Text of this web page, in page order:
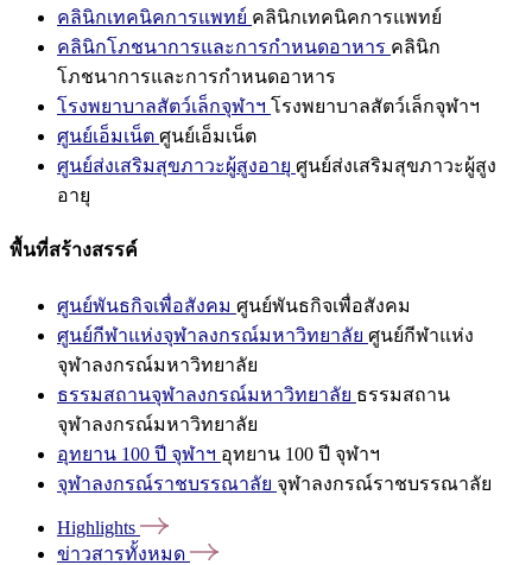
คลินิกเทคนิคการแพทย์ คลินิกเทคนิคการแพทย์
คลินิกโภชนาการและการกำหนดอาหาร คลินิก
โภชนาการและการกำหนดอาหาร
โรงพยาบาลสัตว์เล็กจุฬาฯ โรงพยาบาลสัตว์เล็กจุฬาฯ
ศูนย์เอ็มเน็ต ศูนย์เอ็มเน็ต
ศูนย์ส่งเสริมสุขภาวะผู้สูงอายุ ศูนย์ส่งเสริมสุขภาวะผู้สูง
อายุ
พื้นที่สร้างสรรค์
ศูนย์พันธกิจเพื่อสังคม ศูนย์พันธกิจเพื่อสังคม
ศูนย์กีฬาแห่งจุฬาลงกรณ์มหาวิทยาลัย ศูนย์กีฬาแห่ง
จุฬาลงกรณ์มหาวิทยาลัย
ธรรมสถานจุฬาลงกรณ์มหาวิทยาลัย ธรรมสถาน
จุฬาลงกรณ์มหาวิทยาลัย
อุทยาน 100 ปี จุฬาฯ อุทยาน 100 ปี จุฬาฯ
จุฬาลงกรณ์ราชบรรณาลัย จุฬาลงกรณ์ราชบรรณาลัย
Highlights
ข่าวสารทั้งหมด